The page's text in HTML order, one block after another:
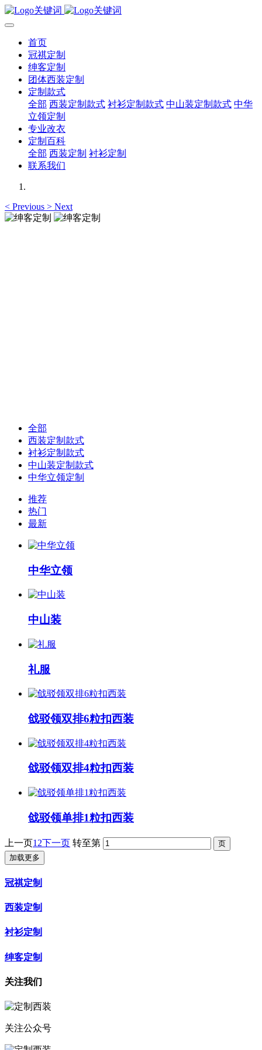
首页
冠祺定制
绅客定制
团体西装定制
定制款式
全部 西装定制款式 衬衫定制款式 中山装定制款式 中华
立领定制
专业改衣
定制百科
全部 西装定制 衬衫定制
联系我们
< Previous > Next
全部
西装定制款式
衬衫定制款式
中山装定制款式
中华立领定制
推荐
热门
最新
中华立领
中山装
礼服
戗驳领双排6粒扣西装
戗驳领双排4粒扣西装
戗驳领单排1粒扣西装
上一页1 2下一页 转至第
加载更多
冠祺定制
西装定制
衬衫定制
绅客定制
关注我们
关注公众号